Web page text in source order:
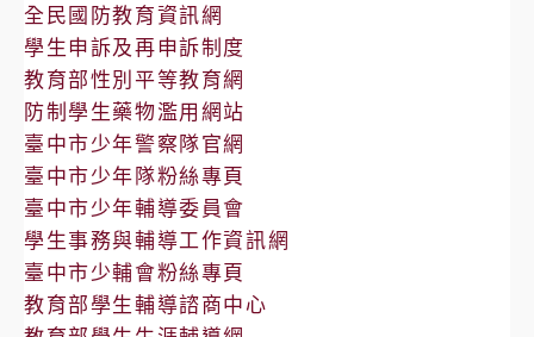
全民國防教育資訊網
學生申訴及再申訴制度
教育部性別平等教育網
防制學生藥物濫用網站
臺中市少年警察隊官網
臺中市少年隊粉絲專頁
臺中市少年輔導委員會
學生事務與輔導工作資訊網
臺中市少輔會粉絲專頁
教育部學生輔導諮商中心